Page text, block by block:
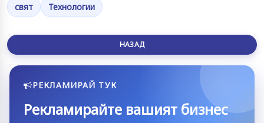
свят
Технологии
НАЗАД
РЕКЛАМИРАЙ ТУК
Рекламирайте вашият бизнес